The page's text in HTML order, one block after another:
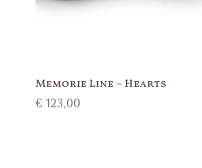
Memorie Line – Hearts
€ 123,00